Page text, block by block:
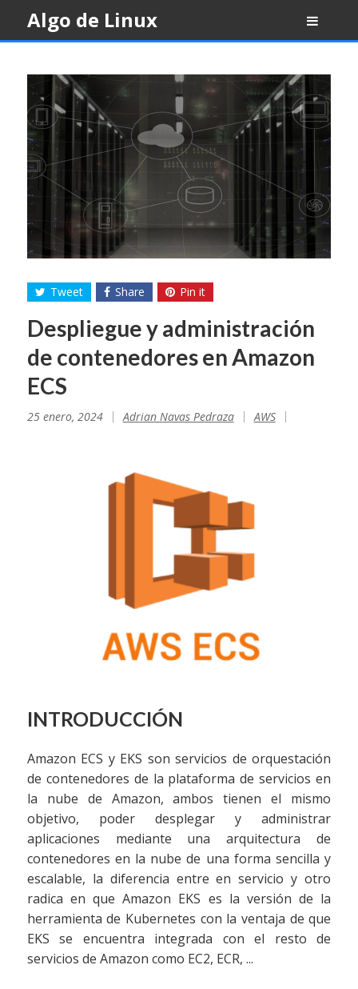
content
Algo de Linux
Tweet Share Pin it
Despliegue y administración
de contenedores en Amazon
ECS
25 enero, 2024 Adrian Navas Pedraza AWS
INTRODUCCIÓN
Amazon ECS y EKS son servicios de orquestación
de contenedores de la plataforma de servicios en
la nube de Amazon, ambos tienen el mismo
objetivo, poder desplegar y administrar
aplicaciones mediante una arquitectura de
contenedores en la nube de una forma sencilla y
escalable, la diferencia entre en servicio y otro
radica en que Amazon EKS es la versión de la
herramienta de Kubernetes con la ventaja de que
EKS se encuentra integrada con el resto de
servicios de Amazon como EC2, ECR, ...